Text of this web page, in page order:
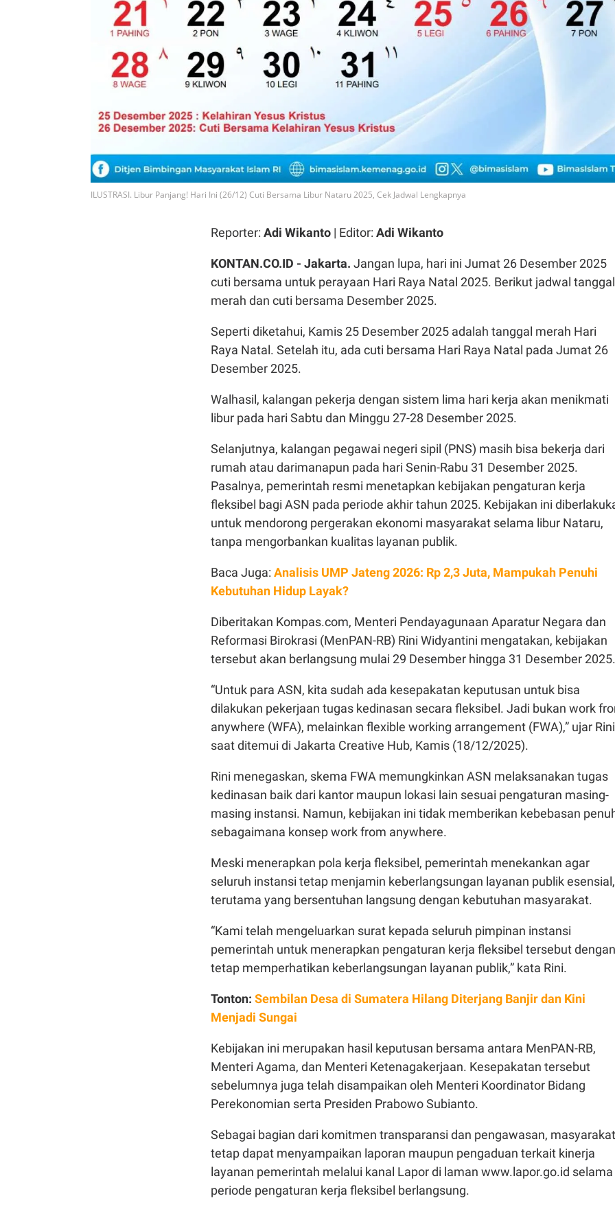
ILUSTRASI. Libur Panjang! Hari Ini (26/12) Cuti Bersama Libur Nataru 2025, Cek Jadwal Lengkapnya
Reporter: Adi Wikanto | Editor: Adi Wikanto
KONTAN.CO.ID - Jakarta. Jangan lupa, hari ini Jumat 26 Desember 2025
cuti bersama untuk perayaan Hari Raya Natal 2025. Berikut jadwal tanggal
merah dan cuti bersama Desember 2025.
Seperti diketahui, Kamis 25 Desember 2025 adalah tanggal merah Hari
Raya Natal. Setelah itu, ada cuti bersama Hari Raya Natal pada Jumat 26
Desember 2025.
Walhasil, kalangan pekerja dengan sistem lima hari kerja akan menikmati
libur pada hari Sabtu dan Minggu 27-28 Desember 2025.
Selanjutnya, kalangan pegawai negeri sipil (PNS) masih bisa bekerja dari
rumah atau darimanapun pada hari Senin-Rabu 31 Desember 2025.
Pasalnya, pemerintah resmi menetapkan kebijakan pengaturan kerja
fleksibel bagi ASN pada periode akhir tahun 2025. Kebijakan ini
untuk mendorong pergerakan ekonomi masyarakat selama libur Nataru,
tanpa mengorbankan kualitas layanan publik.
Baca Juga: Analisis UMP Jateng 2026: Rp 2,3 Juta, Mampukah Penuhi
Kebutuhan Hidup Layak?
Diberitakan Kompas.com, Menteri Pendayagunaan Aparatur Negara dan
Reformasi Birokrasi (MenPAN-RB) Rini Widyantini mengatakan, kebijakan
tersebut akan berlangsung mulai 29 Desember hingga 31 Desember 2025.
“Untuk para ASN, kita sudah ada kesepakatan keputusan untuk bisa
dilakukan pekerjaan tugas kedinasan secara fleksibel. Jadi bukan work
anywhere (WFA), melainkan flexible working arrangement (FWA),” ujar Rini
saat ditemui di Jakarta Creative Hub, Kamis (18/12/2025).
Rini menegaskan, skema FWA memungkinkan ASN melaksanakan tugas
kedinasan baik dari kantor maupun lokasi lain sesuai pengaturan masing-
masing instansi. Namun, kebijakan ini tidak memberikan kebebasan
sebagaimana konsep work from anywhere.
Meski menerapkan pola kerja fleksibel, pemerintah menekankan agar
seluruh instansi tetap menjamin keberlangsungan layanan publik esensial,
terutama yang bersentuhan langsung dengan kebutuhan masyarakat.
“Kami telah mengeluarkan surat kepada seluruh pimpinan instansi
pemerintah untuk menerapkan pengaturan kerja fleksibel tersebut dengan
tetap memperhatikan keberlangsungan layanan publik,” kata Rini.
Tonton: Sembilan Desa di Sumatera Hilang Diterjang Banjir dan Kini
Menjadi Sungai
Kebijakan ini merupakan hasil keputusan bersama antara MenPAN-RB,
Menteri Agama, dan Menteri Ketenagakerjaan. Kesepakatan tersebut
sebelumnya juga telah disampaikan oleh Menteri Koordinator Bidang
Perekonomian serta Presiden Prabowo Subianto.
Sebagai bagian dari komitmen transparansi dan pengawasan, masyarakat
tetap dapat menyampaikan laporan maupun pengaduan terkait kinerja
layanan pemerintah melalui kanal Lapor di laman www.lapor.go.id selama
periode pengaturan kerja fleksibel berlangsung.